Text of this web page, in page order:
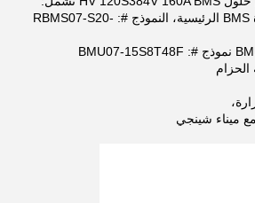
مجموعة واحدة من أجهزة BMS الرئيسية، النموذج #: RBMS07-S20-
ميناء شينجي